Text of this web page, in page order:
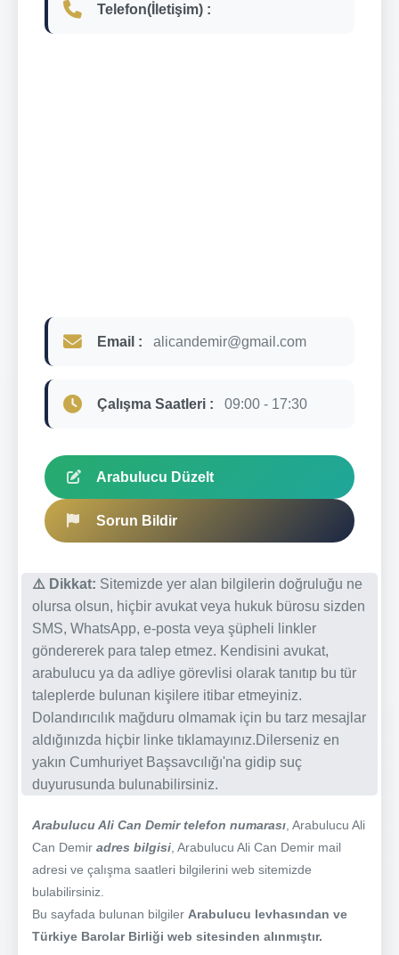
Telefon(İletişim) :
Email : alicandemir@gmail.com
Çalışma Saatleri : 09:00 - 17:30
Arabulucu Düzelt
Sorun Bildir
⚠️ Dikkat: Sitemizde yer alan bilgilerin doğruluğu ne
olursa olsun, hiçbir avukat veya hukuk bürosu sizden
SMS, WhatsApp, e-posta veya şüpheli linkler
göndererek para talep etmez. Kendisini avukat,
arabulucu ya da adliye görevlisi olarak tanıtıp bu tür
taleplerde bulunan kişilere itibar etmeyiniz.
Dolandırıcılık mağduru olmamak için bu tarz mesajlar
aldığınızda hiçbir linke tıklamayınız.Dilerseniz en
yakın Cumhuriyet Başsavcılığı'na gidip suç
duyurusunda bulunabilirsiniz.
Arabulucu Ali Can Demir telefon numarası , Arabulucu Ali
Can Demir adres bilgisi , Arabulucu Ali Can Demir mail
adresi ve çalışma saatleri bilgilerini web sitemizde
bulabilirsiniz.
Bu sayfada bulunan bilgiler Arabulucu levhasından ve
Türkiye Barolar Birliği web sitesinden alınmıştır.